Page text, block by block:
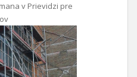
v Prievidzi pre